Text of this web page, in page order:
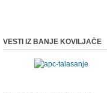
VESTI IZ BANJE KOVILJAČE